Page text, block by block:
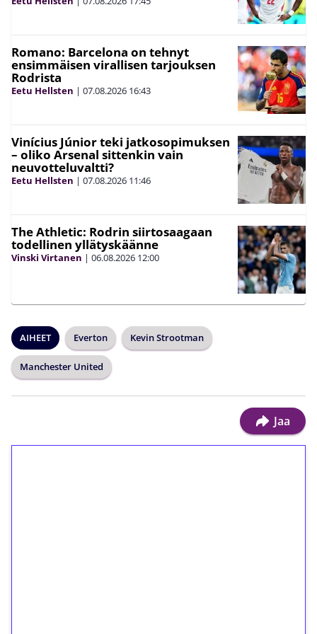
Romano: Barcelona on tehnyt
ensimmäisen virallisen tarjouksen
Rodrista
Eetu Hellsten | 07.08.2026 16:43
Vinícius Júnior teki jatkosopimuksen
– oliko Arsenal sittenkin vain
neuvotteluvaltti?
Eetu Hellsten | 07.08.2026 11:46
The Athletic: Rodrin siirtosaagaan
todellinen yllätyskäänne
Vinski Virtanen | 06.08.2026 12:00
AIHEET Everton Kevin Strootman
Manchester United
Jaa